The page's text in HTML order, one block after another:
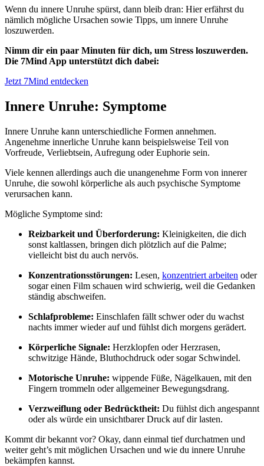
Wenn du innere Unruhe spürst, dann bleib dran: Hier erfährst du
nämlich mögliche Ursachen sowie Tipps, um innere Unruhe
loszuwerden.
Nimm dir ein paar Minuten für dich, um Stress loszuwerden.
Die 7Mind App unterstützt dich dabei:
Jetzt 7Mind entdecken
Innere Unruhe: Symptome
Innere Unruhe kann unterschiedliche Formen annehmen.
Angenehme innerliche Unruhe kann beispielsweise Teil von
Vorfreude, Verliebtsein, Aufregung oder Euphorie sein.
Viele kennen allerdings auch die unangenehme Form von innerer
Unruhe, die sowohl körperliche als auch psychische Symptome
verursachen kann.
Mögliche Symptome sind:
Reizbarkeit und Überforderung: Kleinigkeiten, die dich
sonst kaltlassen, bringen dich plötzlich auf die Palme;
vielleicht bist du auch nervös.
Konzentrationsstörungen: Lesen, konzentriert arbeiten oder
sogar einen Film schauen wird schwierig, weil die Gedanken
ständig abschweifen.
Schlafprobleme: Einschlafen fällt schwer oder du wachst
nachts immer wieder auf und fühlst dich morgens gerädert.
Körperliche Signale: Herzklopfen oder Herzrasen,
schwitzige Hände, Bluthochdruck oder sogar Schwindel.
Motorische Unruhe: wippende Füße, Nägelkauen, mit den
Fingern trommeln oder allgemeiner Bewegungsdrang.
Verzweiflung oder Bedrücktheit: Du fühlst dich angespannt
oder als würde ein unsichtbarer Druck auf dir lasten.
Kommt dir bekannt vor? Okay, dann einmal tief durchatmen und
weiter geht’s mit möglichen Ursachen und wie du innere Unruhe
bekämpfen kannst.